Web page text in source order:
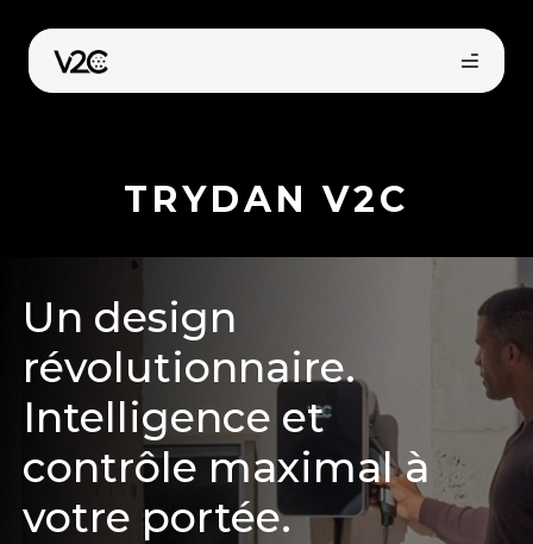
contenu
TRYDAN V2C
Un design
révolutionnaire.
Intelligence et
contrôle maximal à
votre portée.